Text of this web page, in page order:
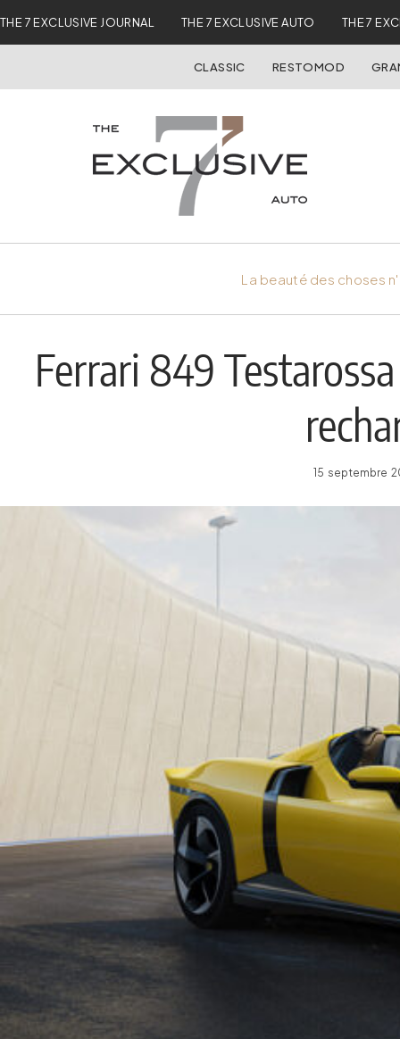
THE 7 EXCLUSIVE JOURNAL THE 7 EXCLUSIVE AUTO THE 7
CLASSIC RESTOMOD
La beauté des choses
Ferrari 849
15 septembre